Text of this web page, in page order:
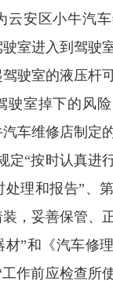
安区小牛汽车
室进入到驾驶
驶室的液压杆
驶室掉下的风
车维修店制定
定“按时认真进
理和报告”、
，妥善保管、
材”和《汽车修
作前应检查所